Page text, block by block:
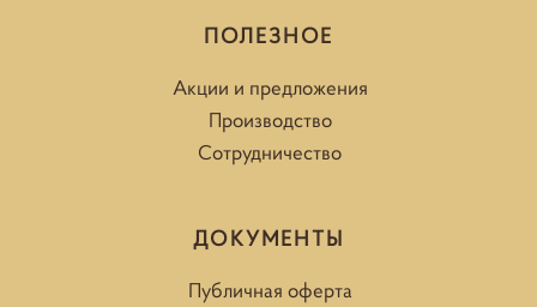
ПОЛЕЗНОЕ
Акции и предложения
Производство
Сотрудничество
ДОКУМЕНТЫ
Публичная оферта